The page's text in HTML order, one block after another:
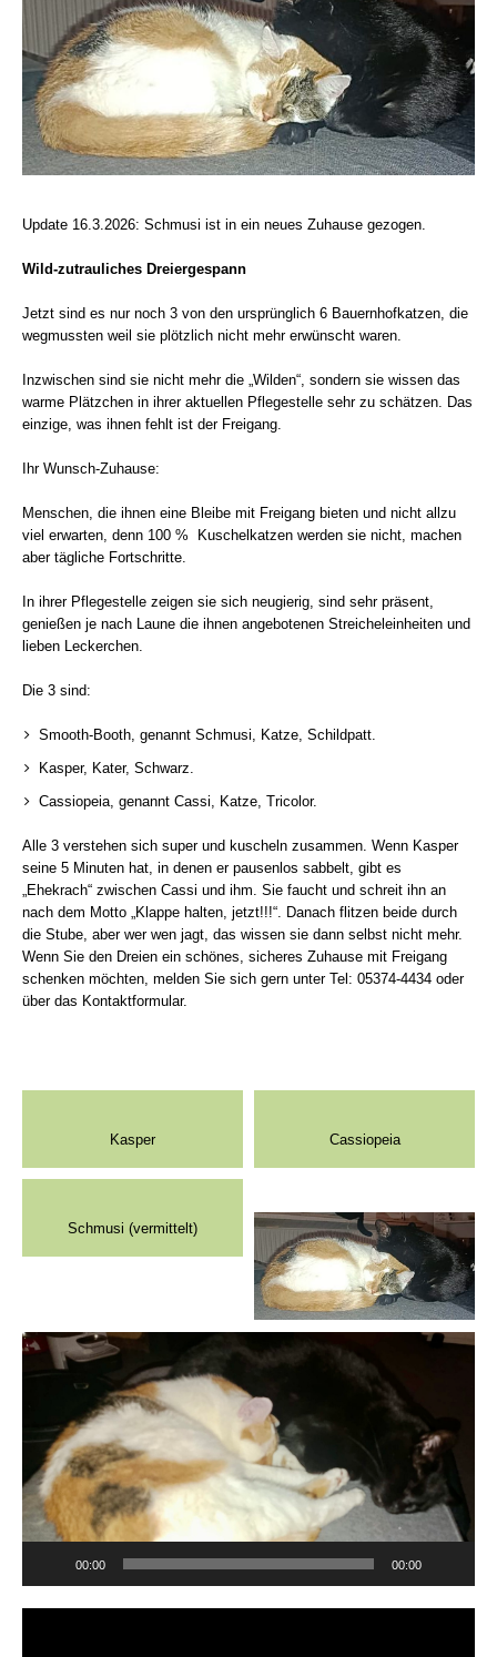
Update 16.3.2026: Schmusi ist in ein neues Zuhause gezogen.
Wild-zutrauliches Dreiergespann
Jetzt sind es nur noch 3 von den ursprünglich 6 Bauernhofkatzen, die
wegmussten weil sie plötzlich nicht mehr erwünscht waren.
Inzwischen sind sie nicht mehr die „Wilden“, sondern sie wissen das
warme Plätzchen in ihrer aktuellen Pflegestelle sehr zu schätzen. Das
einzige, was ihnen fehlt ist der Freigang.
Ihr Wunsch-Zuhause:
Menschen, die ihnen eine Bleibe mit Freigang bieten und nicht allzu
viel erwarten, denn 100 % Kuschelkatzen werden sie nicht, machen
aber tägliche Fortschritte.
In ihrer Pflegestelle zeigen sie sich neugierig, sind sehr präsent,
genießen je nach Laune die ihnen angebotenen Streicheleinheiten und
lieben Leckerchen.
Die 3 sind:
Smooth-Booth, genannt Schmusi, Katze, Schildpatt.
Kasper, Kater, Schwarz.
Cassiopeia, genannt Cassi, Katze, Tricolor.
Alle 3 verstehen sich super und kuscheln zusammen. Wenn Kasper
seine 5 Minuten hat, in denen er pausenlos sabbelt, gibt es
„Ehekrach“ zwischen Cassi und ihm. Sie faucht und schreit ihn an
nach dem Motto „Klappe halten, jetzt!!!“. Danach flitzen beide durch
die Stube, aber wer wen jagt, das wissen sie dann selbst nicht mehr.
Wenn Sie den Dreien ein schönes, sicheres Zuhause mit Freigang
schenken möchten, melden Sie sich gern unter Tel: 05374-4434 oder
über das Kontaktformular.
Kasper Cassiopeia
Schmusi (vermittelt)
Video-
00:00 00:00